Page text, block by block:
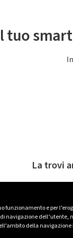
funzionamento e per
navigazione
della navigazione
tuo
La trovi